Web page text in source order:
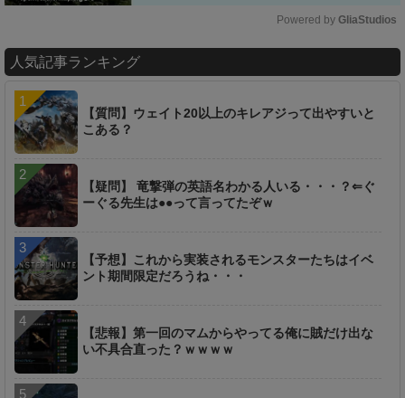
u
e
Powered by GliaStudios
人気記事ランキング
【質問】ウェイト20以上のキレアジって出やすいと
こある？
【疑問】 竜撃弾の英語名わかる人いる・・・？⇐ぐ
ーぐる先生は●●って言ってたぞｗ
【予想】これから実装されるモンスターたちはイベ
ント期間限定だろうね・・・
【悲報】第一回のマムからやってる俺に賊だけ出な
い不具合直った？ｗｗｗｗ